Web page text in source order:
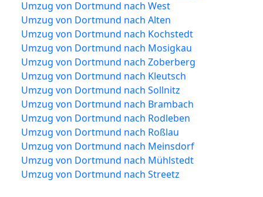
Umzug von Dortmund nach West
Umzug von Dortmund nach Alten
Umzug von Dortmund nach Kochstedt
Umzug von Dortmund nach Mosigkau
Umzug von Dortmund nach Zoberberg
Umzug von Dortmund nach Kleutsch
Umzug von Dortmund nach Sollnitz
Umzug von Dortmund nach Brambach
Umzug von Dortmund nach Rodleben
Umzug von Dortmund nach Roßlau
Umzug von Dortmund nach Meinsdorf
Umzug von Dortmund nach Mühlstedt
Umzug von Dortmund nach Streetz